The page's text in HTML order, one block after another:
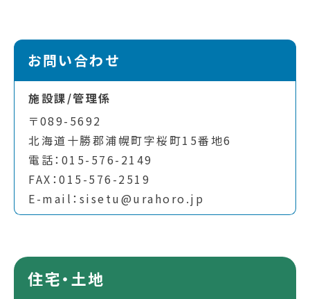
お問い合わせ
施設課/管理係
〒089-5692
北海道十勝郡浦幌町字桜町15番地6
電話：015-576-2149
FAX：015-576-2519
E-mail：sisetu@urahoro.jp
住宅・土地